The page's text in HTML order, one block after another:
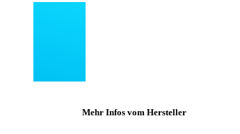
Mehr Infos vom Hersteller